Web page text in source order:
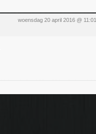
woensdag 20 april 2016 @ 11:01